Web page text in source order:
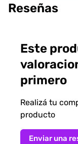
Reseñas
Este
primero
Realizá tu
producto
Enviar una